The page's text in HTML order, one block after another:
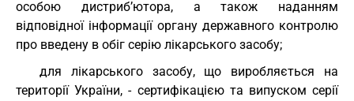
особою дистриб’ютора, а також наданням
відповідної інформації органу державного контролю
про введену в обіг серію лікарського засобу;
для лікарського засобу, що виробляється на
території України, - сертифікацією та випуском серії